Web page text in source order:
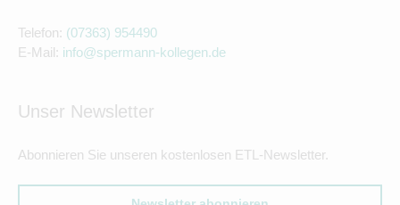
Telefon: (07363) 954490
E-Mail: info@spermann-kollegen.de
Unser Newsletter
Abonnieren Sie unseren kostenlosen ETL-Newsletter.